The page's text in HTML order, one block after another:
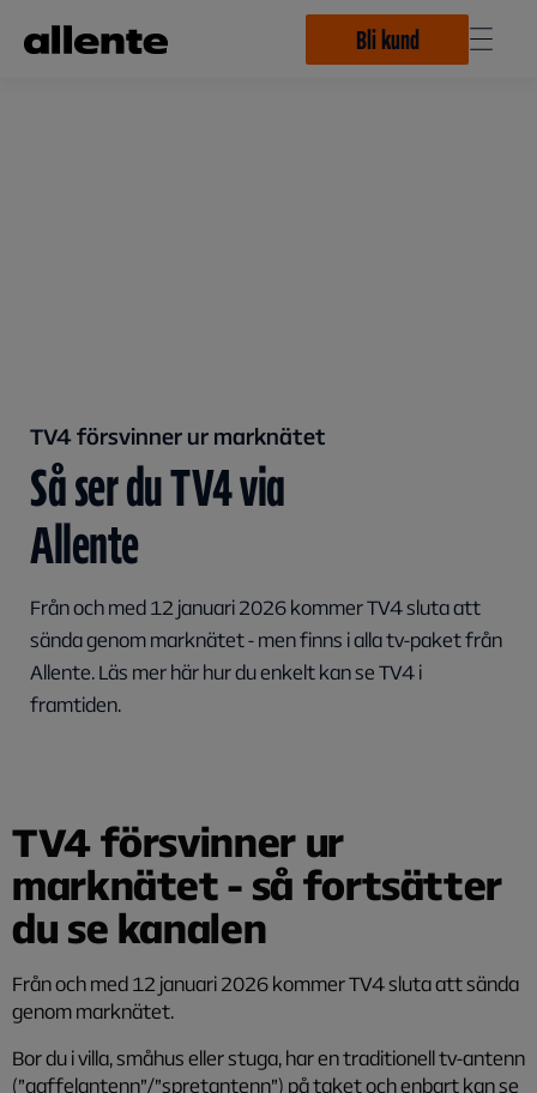
Bli kund
TV4 försvinner ur marknätet
Så ser du TV4 via
Allente
Från och med 12 januari 2026 kommer TV4 sluta att
sända genom marknätet - men finns i alla tv-paket från
Allente. Läs mer här hur du enkelt kan se TV4 i
framtiden.
TV4 försvinner ur
marknätet - så fortsätter
du se kanalen
Från och med 12 januari 2026 kommer TV4 sluta att sända
genom marknätet.
Bor du i villa, småhus eller stuga, har en traditionell tv-antenn
(”gaffelantenn”/”spretantenn”) på taket och enbart kan se